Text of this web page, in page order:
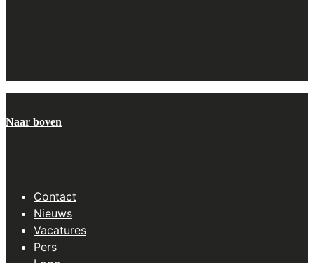
Naar boven
Contact
Nieuws
Vacatures
Pers